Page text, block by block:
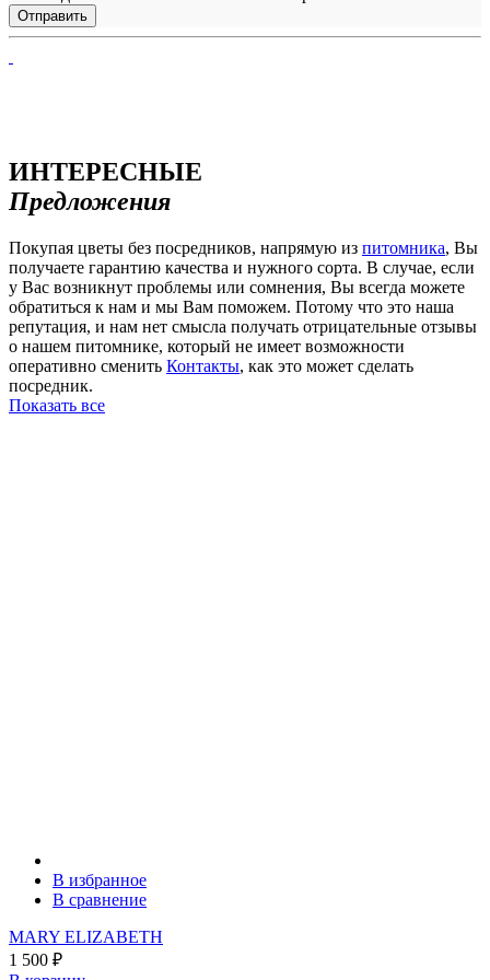
ИНТЕРЕСНЫЕ
Предложения
Покупая цветы без посредников, напрямую из питомника, Вы
получаете гарантию качества и нужного сорта. В случае, если
у Вас возникнут проблемы или сомнения, Вы всегда можете
обратиться к нам и мы Вам поможем. Потому что это наша
репутация, и нам нет смысла получать отрицательные отзывы
о нашем питомнике, который не имеет возможности
оперативно сменить Контакты, как это может сделать
посредник.
Показать все
В избранное
В сравнение
MARY ELIZABETH
1 500 ₽